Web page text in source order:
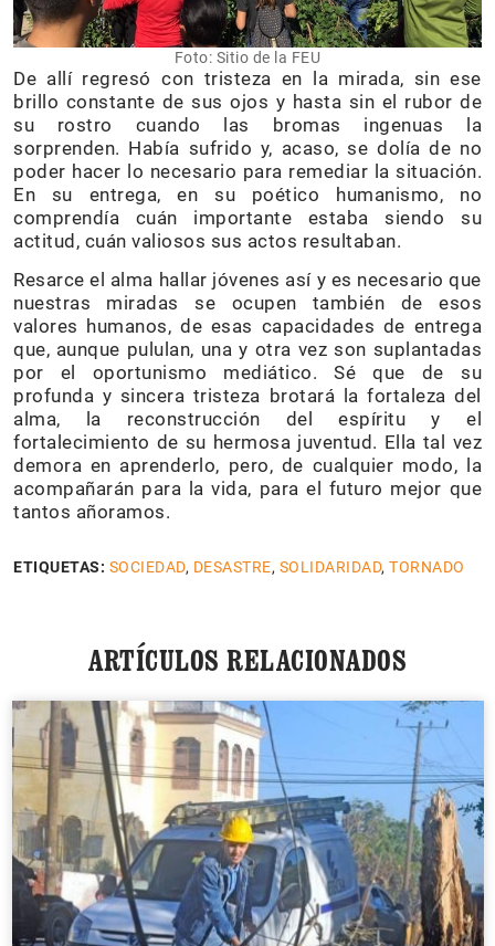
Foto: Sitio de la FEU
De allí regresó con tristeza en la mirada, sin ese
brillo constante de sus ojos y hasta sin el rubor de
su rostro cuando las bromas ingenuas la
sorprenden. Había sufrido y, acaso, se dolía de no
poder hacer lo necesario para remediar la situación.
En su entrega, en su poético humanismo, no
comprendía cuán importante estaba siendo su
actitud, cuán valiosos sus actos resultaban.
Resarce el alma hallar jóvenes así y es necesario que
nuestras miradas se ocupen también de esos
valores humanos, de esas capacidades de entrega
que, aunque pululan, una y otra vez son suplantadas
por el oportunismo mediático. Sé que de su
profunda y sincera tristeza brotará la fortaleza del
alma, la reconstrucción del espíritu y el
fortalecimiento de su hermosa juventud. Ella tal vez
demora en aprenderlo, pero, de cualquier modo, la
acompañarán para la vida, para el futuro mejor que
tantos añoramos.
ETIQUETAS: SOCIEDAD, DESASTRE, SOLIDARIDAD, TORNADO
ARTÍCULOS RELACIONADOS